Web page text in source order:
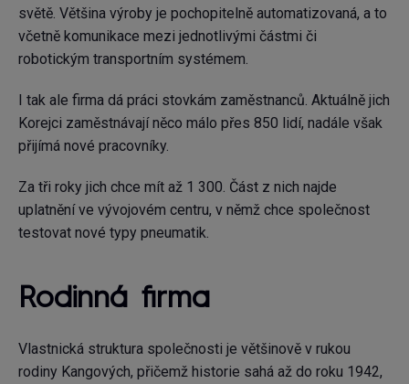
světě. Většina výroby je pochopitelně automatizovaná, a to
včetně komunikace mezi jednotlivými částmi či
robotickým transportním systémem.
I tak ale firma dá práci stovkám zaměstnanců. Aktuálně jich
Korejci zaměstnávají něco málo přes 850 lidí, nadále však
přijímá nové pracovníky.
Za tři roky jich chce mít až 1 300. Část z nich najde
uplatnění ve vývojovém centru, v němž chce společnost
testovat nové typy pneumatik.
Rodinná firma
Vlastnická struktura společnosti je většinově v rukou
rodiny Kangových, přičemž historie sahá až do roku 1942,